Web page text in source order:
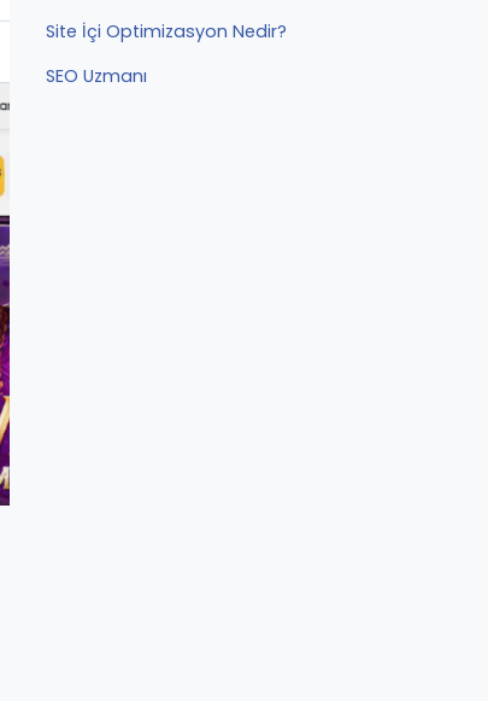
Site İçi Optimizasyon Nedir?
SEO Uzmanı